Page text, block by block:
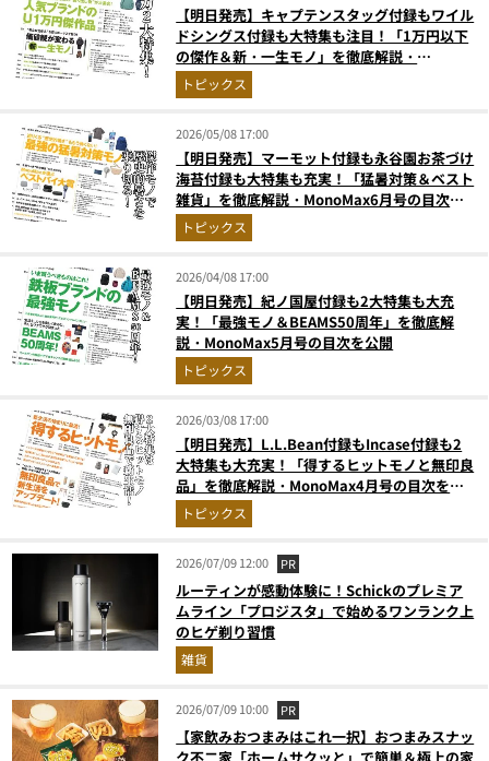
【明日発売】キャプテンスタッグ付録もワイル
ドシングス付録も大特集も注目！「1万円以下
の傑作＆新・一生モノ」を徹底解説・
MonoMax7月号の目次を公開
トピックス
2026/05/08 17:00
【明日発売】マーモット付録も永谷園お茶づけ
海苔付録も大特集も充実！「猛暑対策＆ベスト
雑貨」を徹底解説・MonoMax6月号の目次を
公開
トピックス
2026/04/08 17:00
【明日発売】紀ノ国屋付録も2大特集も大充
実！「最強モノ＆BEAMS50周年」を徹底解
説・MonoMax5月号の目次を公開
トピックス
2026/03/08 17:00
【明日発売】L.L.Bean付録もIncase付録も2
大特集も大充実！「得するヒットモノと無印良
品」を徹底解説・MonoMax4月号の目次を公
開トピックス
2026/07/09 12:00 PR
ルーティンが感動体験に！Schickのプレミア
ムライン「プロジスタ」で始めるワンランク上
のヒゲ剃り習慣
雑貨
2026/07/09 10:00 PR
【家飲みおつまみはこれ一択】おつまみスナッ